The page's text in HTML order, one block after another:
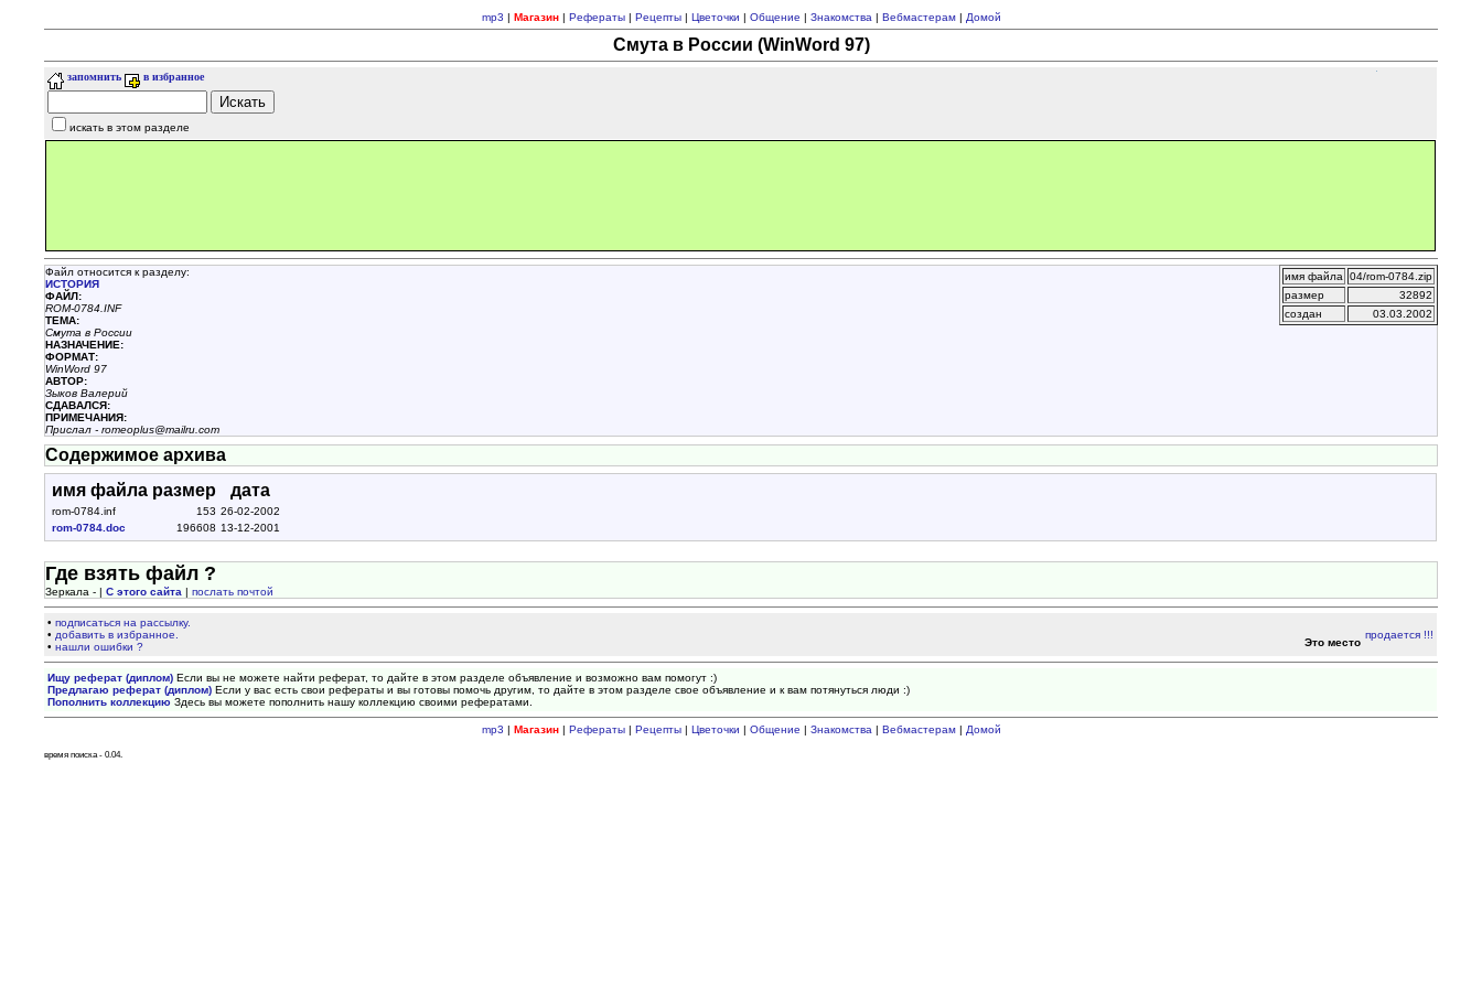
mp3 | Магазин| Рефераты| Рецепты| Цветочки | Общение | Знакомства | Вебмастерам| Домой
Смута в России (WinWord 97)
запомнить в избранное
искать в этом разделе
имя файла
04/rom-0784.zip
размер
32892
создан
03.03.2002
Файл относится к разделу:
ИСТОРИЯ
ФАЙЛ:
ROM-0784.INF
ТЕМА:
Смута в России
НАЗHАЧЕНИЕ:
ФОРМАТ:
WinWord 97
АВТОР:
Зыков Валерий
СДАВАЛСЯ:
ПРИМЕЧАНИЯ:
Прислал - romeoplus@mailru.com
Содержимое архива
имя файла размер дата
rom-0784.inf 153 26-02-2002
rom-0784.doc
196608 13-12-2001
Где взять файл ?
Зеркала - |С этого сайта |послать почтой
•подписаться на рассылку.
• добавить в избранное.
•нашли ошибки ? Это место
Ищу реферат (диплом) Если вы не можете найти реферат, то дайте в этом разделе объявление и возможно вам помогут :)
Предлагаю реферат (диплом) Если у вас есть свои рефераты и вы готовы помочь другим, то дайте в этом разделе свое объявление и к вам потянуться люди :)
Пополнить коллекцию Здесь вы можете пополнить нашу коллекцию своими рефератами.
mp3 | Магазин| Рефераты| Рецепты| Цветочки | Общение | Знакомства | Вебмастерам| Домой
время поиска - 0.04.